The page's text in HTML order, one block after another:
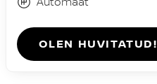
OLEN HUVITATUD!